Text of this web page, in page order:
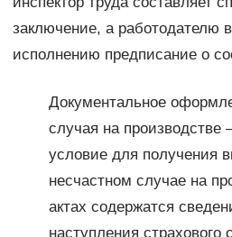
заключение, а работодателю
исполнению предписание о
Документальное
случая на производстве
условие для получения
несчастном случае на
актах содержатся
наступления страхового